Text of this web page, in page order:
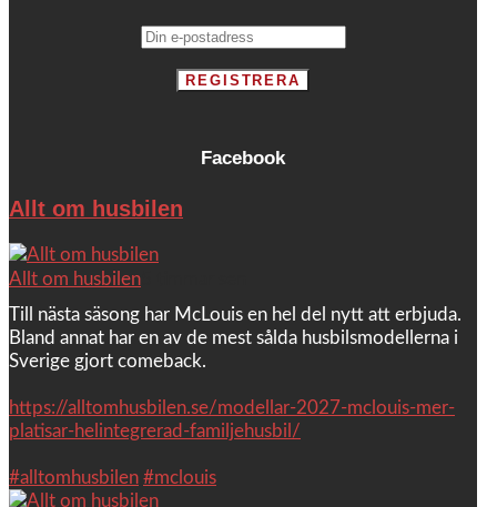
Facebook
Allt om husbilen
Allt om husbilen
Till nästa säsong har McLouis en hel del nytt att erbjuda.
Bland annat har en av de mest sålda husbilsmodellerna i
Sverige gjort comeback.
https://alltomhusbilen.se/modellar-2027-mclouis-mer-
platisar-helintegrerad-familjehusbil/
#alltomhusbilen #mclouis